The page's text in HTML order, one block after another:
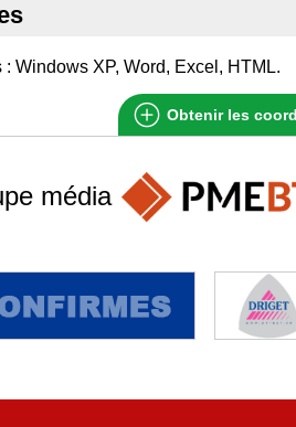
Windows XP, Word, Excel, HTML.
Obtenir les
média